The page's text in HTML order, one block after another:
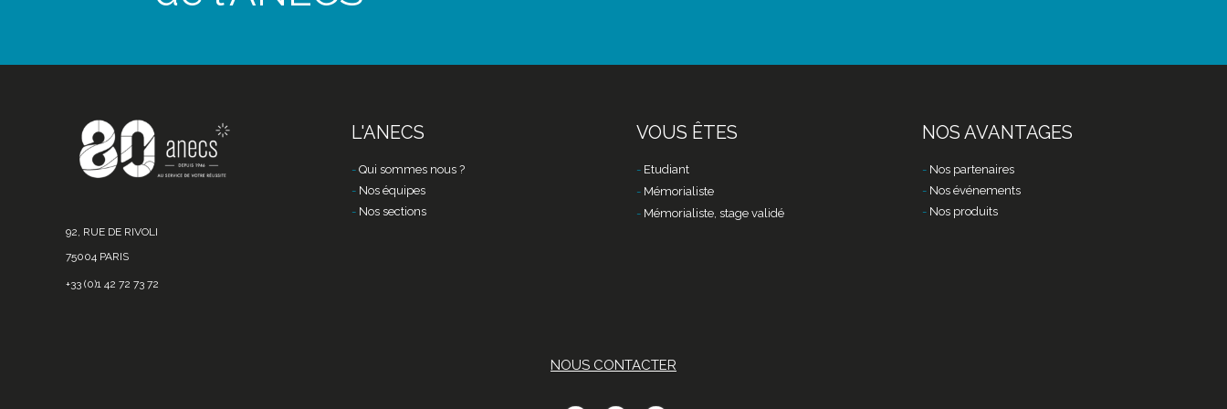
92, RUE DE RIVOLI
75004 PARIS
+33 (0)1 42 72 73 72
L'ANECS
Qui sommes nous ?
Nos équipes
Nos sections
VOUS ÊTES
Etudiant
Mémorialiste
Mémorialiste, stage validé
NOS AVANTAGES
Nos partenaires
Nos événements
Nos produits
NOUS CONTACTER